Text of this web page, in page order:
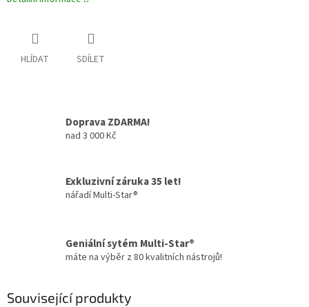
HLÍDAT SDÍLET
Doprava ZDARMA!
nad 3 000 Kč
Exkluzivní záruka 35 let!
nářadí Multi-Star®
Geniální sytém Multi-Star®
máte na výběr z 80 kvalitních nástrojů!
Související produkty